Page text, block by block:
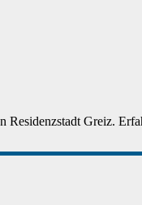
Residenzstadt Greiz.